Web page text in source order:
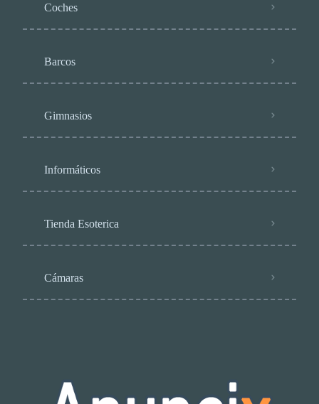
Coches
Barcos
Gimnasios
Informáticos
Tienda Esoterica
Cámaras